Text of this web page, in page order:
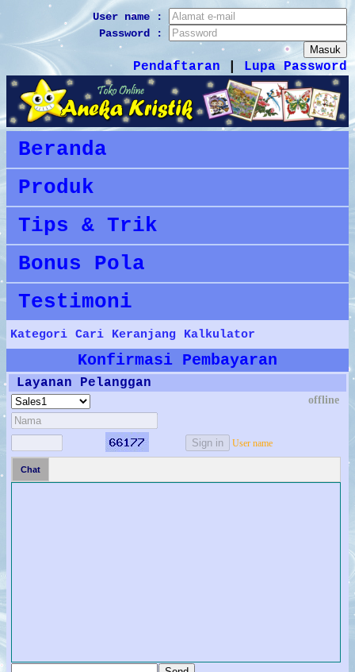
User name :
Password :
Pendaftaran Lupa Password
Beranda
Produk
Tips & Trik
Bonus Pola
Testimoni
Kategori Cari Keranjang Kalkulator
Konfirmasi Pembayaran
Layanan Pelanggan
offline
User name
Chat